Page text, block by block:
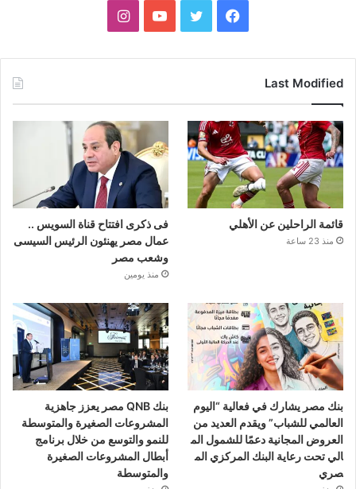
فيسبوك تويتر يوتيوبانستقرام
Last Modified
قائمة الراحلين عن الأهلي
منذ 23 ساعة
فى ذكرى افتتاح قناة السويس ..
عمال مصر يهنئون الرئيس السيسى
وشعب مصر
منذ يومين
بنك مصر يشارك في فعالية “اليوم
العالمي للشباب” ويقدم العديد من
العروض المجانية دعمًا للشمول الم
الي تحت رعاية البنك المركزي الم
صري
بنك QNB مصر يعزز جاهزية
المشروعات الصغيرة والمتوسطة
للنمو والتوسع من خلال برنامج
أبطال المشروعات الصغيرة
والمتوسطة